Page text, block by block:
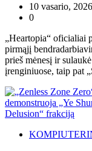
10 vasario, 2026
0
„Heartopia“ oficialiai
pirmąjį
prieš mėnesį ir
įrenginiuose, taip pat